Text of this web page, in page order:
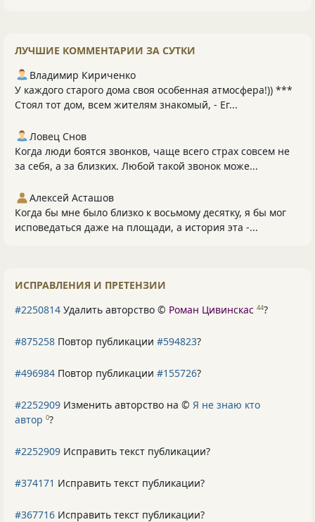
ЛУЧШИЕ КОММЕНТАРИИ ЗА СУТКИ
Владимир Кириченко
У каждого старого дома своя особенная атмосфера!)) ***
Стоял тот дом, всем жителям знакомый, - Ег...
Ловец Снов
Когда люди боятся звонков, чаще всего страх совсем не
за себя, а за близких. Любой такой звонок може...
Алексей Асташов
Когда бы мне было близко к восьмому десятку, я бы мог
исповедаться даже на площади, а история эта -...
ИСПРАВЛЕНИЯ И ПРЕТЕНЗИИ
#2250814 Удалить авторство © Роман Цивинскас 44?
#875258 Повтор публикации #594823?
#496984 Повтор публикации #155726?
#2252909 Изменить авторство на © Я не знаю кто
автор 0?
#2252909 Исправить текст публикации?
#374171 Исправить текст публикации?
#367716 Исправить текст публикации?